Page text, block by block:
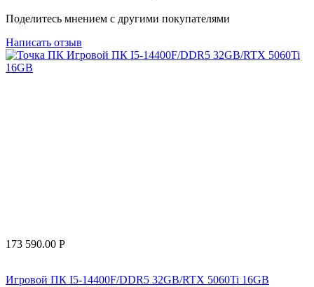
Поделитесь мнением с другими покупателями
Написать отзыв
173 590.00 Р
Игровой ПК I5-14400F/DDR5 32GB/RTX 5060Ti 16GB